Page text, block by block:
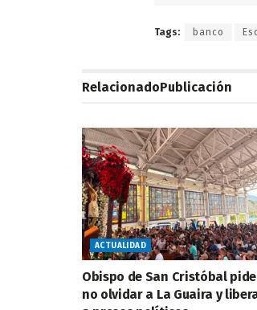
Tags: banco
RelacionadoPublicación
ACTUALIDAD
Obispo de San Cristóbal pide
no olvidar a La Guaira y